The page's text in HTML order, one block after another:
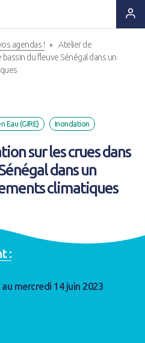
?
agendas !
Atelier de
du fleuve Sénégal dans un
Eau (GIRE) Inondation
sur les crues dans
dans un
climatiques
:
mercredi 14 juin 2023